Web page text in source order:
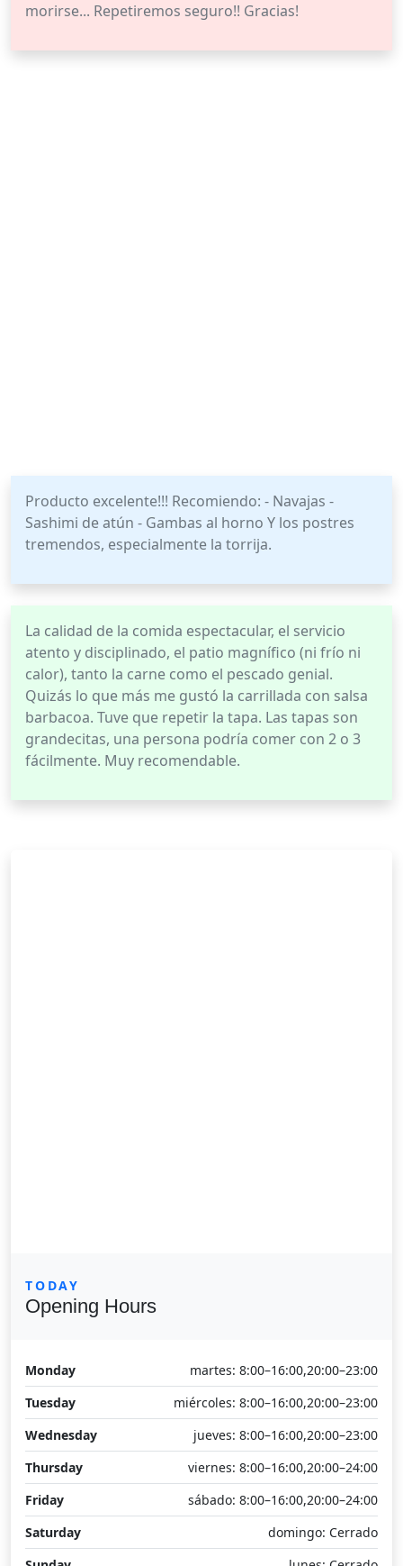
morirse... Repetiremos seguro!! Gracias!
Producto excelente!!! Recomiendo: - Navajas -
Sashimi de atún - Gambas al horno Y los postres
tremendos, especialmente la torrija.
La calidad de la comida espectacular, el servicio
atento y disciplinado, el patio magnífico (ni frío ni
calor), tanto la carne como el pescado genial.
Quizás lo que más me gustó la carrillada con salsa
barbacoa. Tuve que repetir la tapa. Las tapas son
grandecitas, una persona podría comer con 2 o 3
fácilmente. Muy recomendable.
TODAY
Opening Hours
Monday
martes: 8:00–16:00,20:00–23:00
Tuesday
miércoles: 8:00–16:00,20:00–23:00
Wednesday
jueves: 8:00–16:00,20:00–23:00
Thursday
viernes: 8:00–16:00,20:00–24:00
Friday
sábado: 8:00–16:00,20:00–24:00
Saturday
domingo: Cerrado